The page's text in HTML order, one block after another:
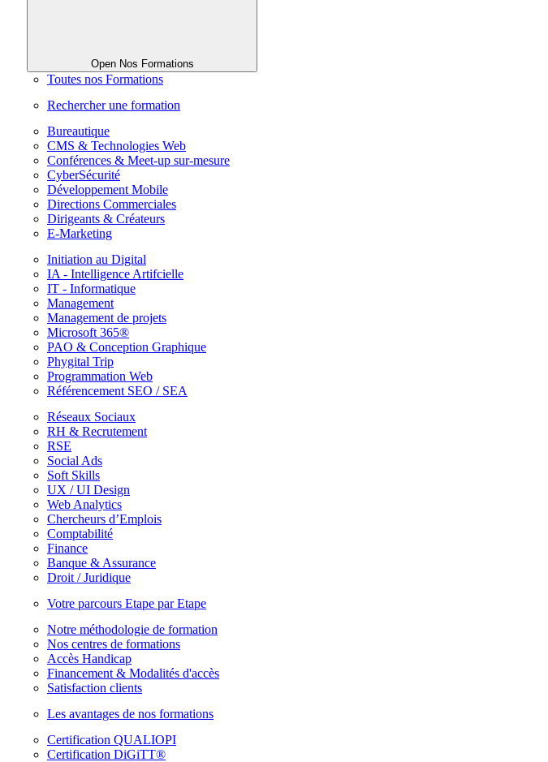
Open Nos Formations
Toutes nos Formations
Rechercher une formation
Bureautique
CMS & Technologies Web
Conférences & Meet-up sur-mesure
CyberSécurité
Développement Mobile
Directions Commerciales
Dirigeants & Créateurs
E-Marketing
Initiation au Digital
IA - Intelligence Artifcielle
IT - Informatique
Management
Management de projets
Microsoft 365®
PAO & Conception Graphique
Phygital Trip
Programmation Web
Référencement SEO / SEA
Réseaux Sociaux
RH & Recrutement
RSE
Social Ads
Soft Skills
UX / UI Design
Web Analytics
Chercheurs d’Emplois
Comptabilité
Finance
Banque & Assurance
Droit / Juridique
Votre parcours Etape par Etape
Notre méthodologie de formation
Nos centres de formations
Accès Handicap
Financement & Modalités d'accès
Satisfaction clients
Les avantages de nos formations
Certification QUALIOPI
Certification DiGiTT®